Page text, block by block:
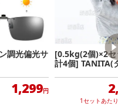
調光偏光サ
1,299円
[0.5kg(2個)×2セ
計4個] TANITA(
ンベル (オレン
1セットあたり